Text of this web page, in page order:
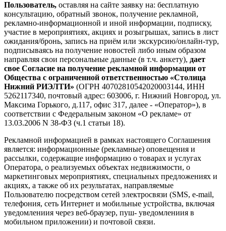
Пользователь, оставляя на сайте заявку на: бесплатную
консультацию, обратный звонок, получение рекламной,
рекламно-информационной и иной информации, подписку,
участие в мероприятиях, акциях и розыгрышах, запись в лист
ожидания/бронь, запись на приём или экскурсию/онлайн-тур,
подписываясь на получение новостей либо иным образом
направляя свои персональные данные (в т.ч. анкету), дает
свое Согласие на получение рекламной информации от
Общества с ограниченной ответственностью «Столица
Нижний РИЭЛТИ» (ОГРН 40702810542020003144, ИНН
5262117340, почтовый адрес: 603006, г. Нижний Новгород, ул.
Максима Горького, д.117, офис 317, далее - «Оператор»), в
соответствии с Федеральным законом «О рекламе» от
13.03.2006 N 38-ФЗ (ч.1 статьи 18).
Рекламной информацией в рамках настоящего Соглашения
является: информационные (рекламные) оповещения и
рассылки, содержащие информацию о товарах и услугах
Оператора, о реализуемых объектах недвижимости, о
маркетинговых мероприятиях, специальных предложениях и
акциях, а также об их результатах, направляемые
Пользователю посредством сетей электросвязи (SMS, e-mail,
телефония, сеть Интернет и мобильные устройства, включая
уведомлениия через веб-браузер, пуш- уведомлениия в
мобильном приложении) и почтовой связи.